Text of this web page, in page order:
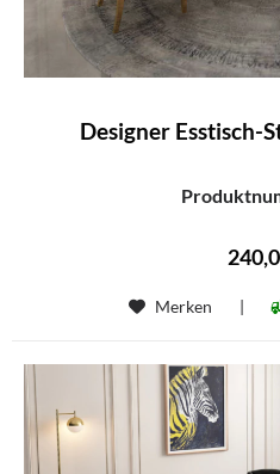
Designer Esstisch-
Merken |